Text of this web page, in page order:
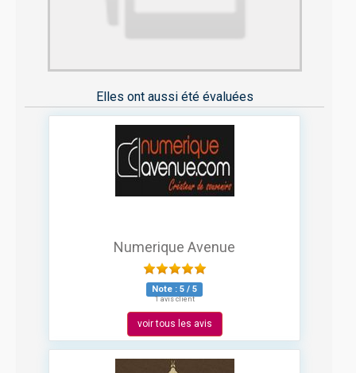
Elles ont aussi été évaluées
Numerique Avenue
Note : 5 / 5
1 avis client
voir tous les avis